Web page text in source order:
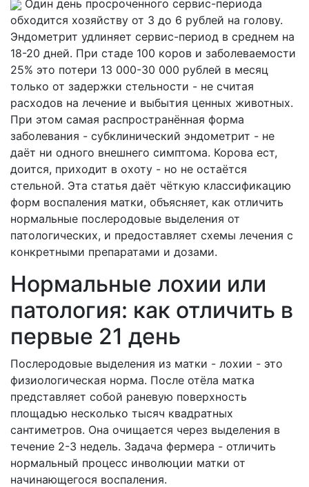
Один день просроченного сервис-периода
обходится хозяйству от 3 до 6 рублей на голову.
Эндометрит удлиняет сервис-период в среднем на
18-20 дней. При стаде 100 коров и заболеваемости
25% это потери 13 000-30 000 рублей в месяц
только от задержки стельности - не считая
расходов на лечение и выбытия ценных животных.
При этом самая распространённая форма
заболевания - субклинический эндометрит - не
даёт ни одного внешнего симптома. Корова ест,
доится, приходит в охоту - но не остаётся
стельной. Эта статья даёт чёткую классификацию
форм воспаления матки, объясняет, как отличить
нормальные послеродовые выделения от
патологических, и предоставляет схемы лечения с
конкретными препаратами и дозами.
Нормальные лохии или
патология: как отличить в
первые 21 день
Послеродовые выделения из матки - лохии - это
физиологическая норма. После отёла матка
представляет собой раневую поверхность
площадью несколько тысяч квадратных
сантиметров. Она очищается через выделения в
течение 2-3 недель. Задача фермера - отличить
нормальный процесс инволюции матки от
начинающегося воспаления.